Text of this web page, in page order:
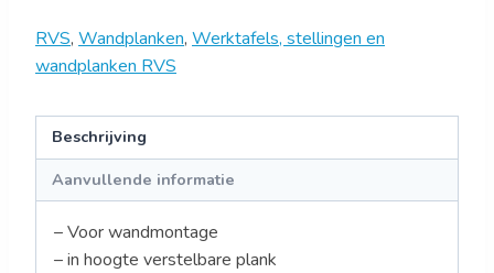
RVS, Wandplanken, Werktafels, stellingen en
wandplanken RVS
Beschrijving
Aanvullende informatie
– Voor wandmontage
– in hoogte verstelbare plank